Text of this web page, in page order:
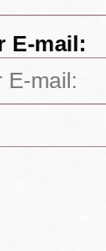
E-mail: